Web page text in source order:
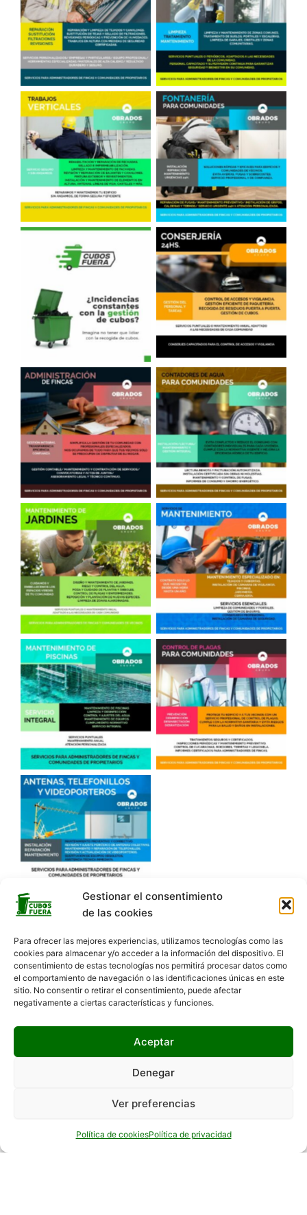
Gestionar el consentimiento
de las cookies
Para ofrecer las mejores experiencias, utilizamos tecnologías como las
cookies para almacenar y/o acceder a la información del dispositivo. El
consentimiento de estas tecnologías nos permitirá procesar datos como
el comportamiento de navegación o las identificaciones únicas en este
sitio. No consentir o retirar el consentimiento, puede afectar
negativamente a ciertas características y funciones.
Aceptar
Denegar
Ver preferencias
Política de cookiesPolítica de privacidad
Reparación de Tejados
en Madrid
Limpieza en
Comunidades
Trabajos Verticales
Fontanero, comunidades
de vecinos
Sacar Cubos Conserjería
Hola 👋, bienvenido a
¿Podemos ayudarte?